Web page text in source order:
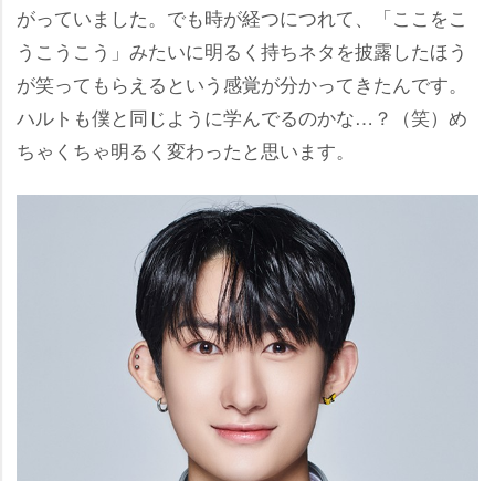
がっていました。でも時が経つにつれて、「ここをこ
うこうこう」みたいに明るく持ちネタを披露したほう
が笑ってもらえるという感覚が分かってきたんです。
ハルトも僕と同じように学んでるのかな…？（笑）め
ちゃくちゃ明るく変わったと思います。